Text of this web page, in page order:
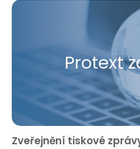
Protext
Zveřejnění tiskové